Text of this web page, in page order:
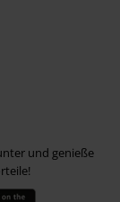
und genieße